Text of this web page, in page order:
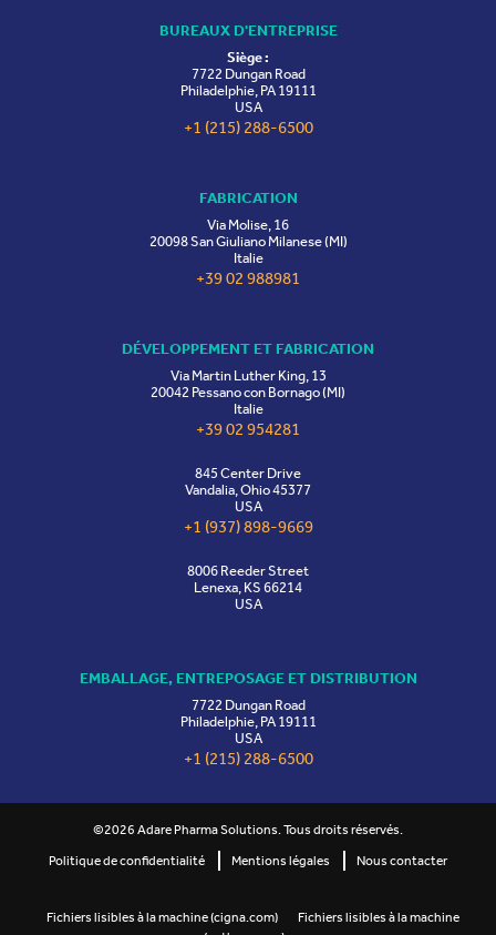
BUREAUX D'ENTREPRISE
Siège :
7722 Dungan Road
Philadelphie, PA 19111
USA
+1 (215) 288-6500
FABRICATION
Via Molise, 16
20098 San Giuliano Milanese (MI)
Italie
+39 02 988981
DÉVELOPPEMENT ET FABRICATION
Via Martin Luther King, 13
20042 Pessano con Bornago (MI)
Italie
+39 02 954281
845 Center Drive
Vandalia, Ohio 45377
USA
+1 (937) 898-9669
8006 Reeder Street
Lenexa, KS 66214
USA
EMBALLAGE, ENTREPOSAGE ET DISTRIBUTION
7722 Dungan Road
Philadelphie, PA 19111
USA
+1 (215) 288-6500
©2026 Adare Pharma Solutions. Tous droits réservés.
Politique de confidentialité
Mentions légales Nous contacter
Fichiers lisibles à la machine (cigna.com)
Fichiers lisibles à la machine